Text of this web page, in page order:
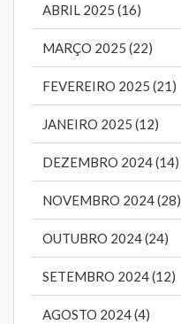
ABRIL 2025 (16)
MARÇO 2025 (22)
FEVEREIRO 2025 (21)
JANEIRO 2025 (12)
DEZEMBRO 2024 (14)
NOVEMBRO 2024 (28)
OUTUBRO 2024 (24)
SETEMBRO 2024 (12)
AGOSTO 2024 (4)